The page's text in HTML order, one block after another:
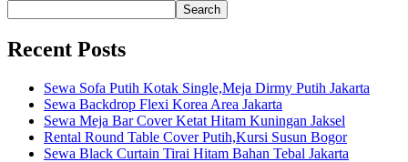
Search
Recent Posts
Sewa Sofa Putih Kotak Single,Meja Dirmy Putih Jakarta
Sewa Backdrop Flexi Korea Area Jakarta
Sewa Meja Bar Cover Ketat Hitam Kuningan Jaksel
Rental Round Table Cover Putih,Kursi Susun Bogor
Sewa Black Curtain Tirai Hitam Bahan Tebal Jakarta